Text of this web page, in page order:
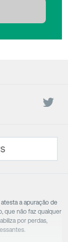
a apuração de
que não faz qualquer
por perdas,